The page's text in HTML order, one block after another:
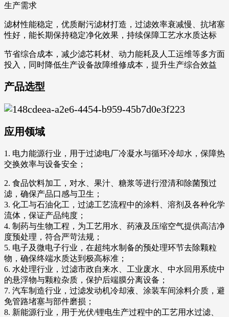
生产需求
滤材性能稳定，优质耐污滤材打造，过滤效率衰减慢、抗堵塞
性好，能长期保持稳定净化效果，持续保障工艺水水质达标
节省综合成本，减少滤芯耗材、动力能耗及人工运维等多方面
投入，同时降低生产设备故障维修成本，提升生产综合效益
产品选型
应用领域
1. 电力能源行业，用于过滤电厂冷凝水与循环冷却水，保障热
交换效率与设备安全；
2. 食品饮料加工，对水、果汁、糖浆等进行澄清和除菌预过
滤，确保产品口感与卫生；
3. 化工与石油化工，过滤工艺流程中的涂料、溶剂及各种化学
流体，保证产品纯度；
4. 制药与生物工程，为工艺用水、药液及压缩空气提供高洁净
度预处理，符合严苛法规；
5. 电子及微电子行业，在超纯水制备的预处理环节去除颗粒
物，确保终端水质达到极高标准；
6. 水处理行业，过滤市政自来水、工业废水、中水回用系统中
的悬浮物与颗粒杂质，保护后端膜分离设备；
7. 汽车制造行业，过滤发动机冷却液、涂装车间涂料介质，避
免管路堵塞与部件磨损；
8. 新能源行业，用于光伏/锂电生产过程中的工艺用水过滤、